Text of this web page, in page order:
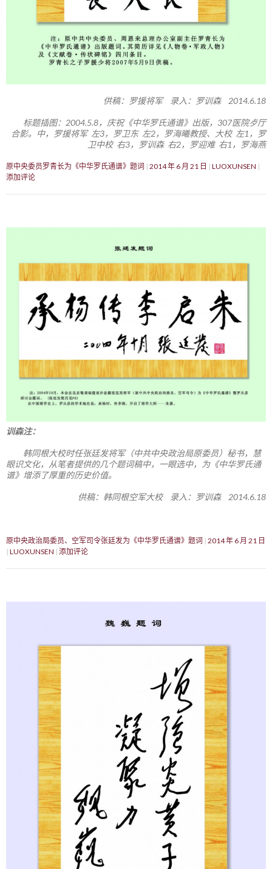
供稿：罗援将军 录入：罗训森 2014.6.18
标题插图：2004.5.8，庆祝《中华罗氏通谱》出版，307医院歺厅
合影。中，罗援将军 左3，罗卫东 左2，罗海曦教授、大校 左1，罗
卫中校 右3，罗训森 右2，罗迎难 右1，罗海燕
原中央委员罗青长为《中华罗氏通谱》题词 2014 年 6 月 21 日
LUOXUNSEN
添加评论
训森注：
韩同根大校时任张廷发将军（中共中央政治局原委员）秘书，慧
眼识文化，从笔者提供的几个题词稿中，一眼选中，为《中华罗氏通
谱》增添了厚重的历史价值。
供稿：韩同根空军大校 录入：罗训森 2014.6.18
原中央政治局委员、空军司令张廷发为《中华罗氏通谱》题词 2014 年 6 月 21 日
LUOXUNSEN 添加评论